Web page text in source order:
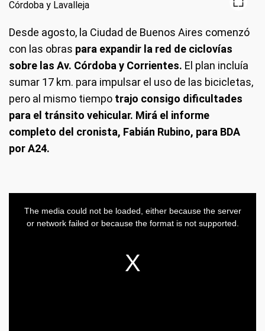
Desde agosto, la Ciudad de Buenos Aires comenzó
con las obras para expandir la red de ciclovías
sobre las Av. Córdoba y Corrientes. El plan incluía
sumar 17 km. para impulsar el uso de las bicicletas,
pero al mismo tiempo trajo consigo dificultades
para el tránsito vehicular. Mirá el informe
completo del cronista, Fabián Rubino, para BDA
por A24.